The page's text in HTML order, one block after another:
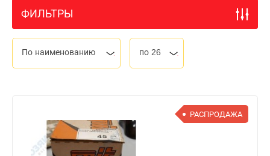
ФИЛЬТРЫ
По наименованию по 26
РАСПРОДАЖА